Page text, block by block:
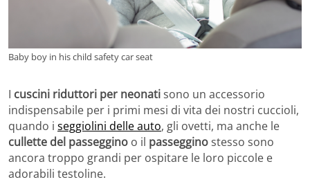
Baby boy in his child safety car seat
I cuscini riduttori per neonatisono un accessorio
indispensabile per i primi mesi di vita dei nostri cuccioli,
quando i seggiolini delle auto, gli ovetti, ma anche le
cullette del passeggino o il passegginostesso sono
ancora troppo grandi per ospitare le loro piccole e
adorabili testoline.